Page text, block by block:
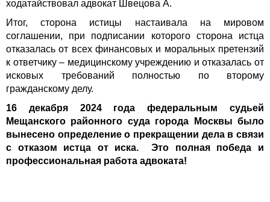
ходатайствовал адвокат Швецова А.
Итог, сторона истицы настаивала на мировом
соглашении, при подписании которого сторона истца
отказалась от всех финансовых и моральных претензий
к ответчику – медицинскому учреждению и отказалась от
исковых требований полностью по второму
гражданскому делу.
16 декабря 2024 года федеральным судьей
Мещанского районного суда города Москвы было
вынесено определение о прекращении дела в связи
с отказом истца от иска. Это полная победа и
профессиональная работа адвоката!